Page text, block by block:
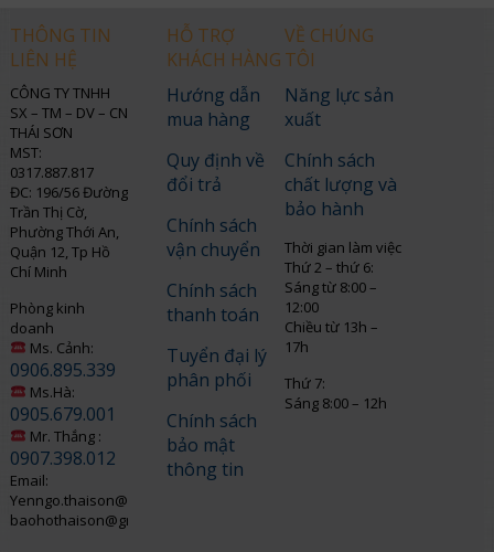
THÔNG TIN
LIÊN HỆ
CÔNG TY TNHH
SX – TM – DV – CN
THÁI SƠN
MST:
0317.887.817
ĐC: 196/56 Đường
Trần Thị Cờ,
Phường Thới An,
Quận 12, Tp Hồ
Chí Minh
Phòng kinh
doanh
Ms. Cảnh:
0906.895.339
Ms.Hà:
0905.679.001
Mr. Thắng :
0907.398.012
Email:
Yenngo.thaison@gmail.com
baohothaison@gmail.com
HỖ TRỢ
KHÁCH HÀNG
Hướng dẫn
mua hàng
Quy định về
đổi trả
Chính sách
vận chuyển
Chính sách
thanh toán
Tuyển đại lý
phân phối
Chính sách
bảo mật
thông tin
VỀ CHÚNG
TÔI
Năng lực sản
xuất
Chính sách
chất lượng và
bảo hành
Thời gian làm việc
Thứ 2 – thứ 6:
Sáng từ 8:00 –
12:00
Chiều từ 13h –
17h
Thứ 7:
Sáng 8:00 – 12h